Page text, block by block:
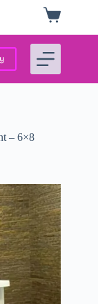
Panier
d’achat
– 6×8